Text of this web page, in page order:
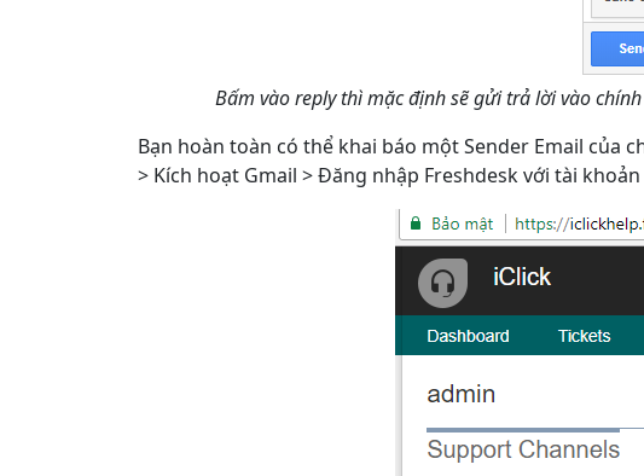
Bấm vào reply thì mặc định sẽ gửi trả lời vào
Bạn hoàn toàn có thể khai báo một Sender Email của
> Kích hoạt Gmail > Đăng nhập Freshdesk với tài